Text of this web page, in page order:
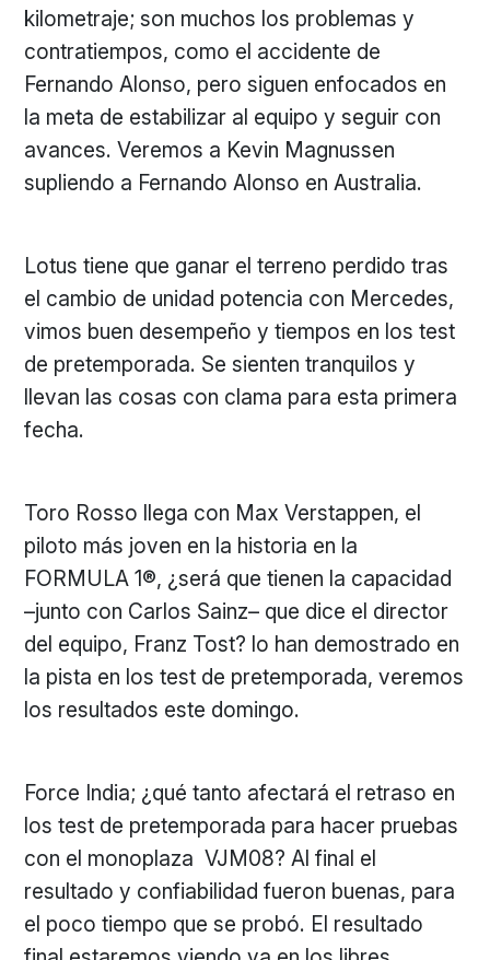
kilometraje; son muchos los problemas y
contratiempos, como el accidente de
Fernando Alonso, pero siguen enfocados en
la meta de estabilizar al equipo y seguir con
avances. Veremos a Kevin Magnussen
supliendo a Fernando Alonso en Australia.
Lotus tiene que ganar el terreno perdido tras
el cambio de unidad potencia con Mercedes,
vimos buen desempeño y tiempos en los test
de pretemporada. Se sienten tranquilos y
llevan las cosas con clama para esta primera
fecha.
Toro Rosso llega con Max Verstappen, el
piloto más joven en la historia en la
FORMULA 1®, ¿será que tienen la capacidad
–junto con Carlos Sainz– que dice el director
del equipo, Franz Tost? lo han demostrado en
la pista en los test de pretemporada, veremos
los resultados este domingo.
Force India; ¿qué tanto afectará el retraso en
los test de pretemporada para hacer pruebas
con el monoplaza VJM08? Al final el
resultado y confiabilidad fueron buenas, para
el poco tiempo que se probó. El resultado